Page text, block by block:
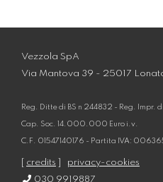
Vezzola SpA
Via Mantova 39 - 25017
Reg. Ditte di BS n 244832 - Reg. Impr.
Cap. Soc. 14.000.000 Euro i.v.
C.F. 01547140176 - Partita IVA:
credits
privacy-cookies
030 9919887